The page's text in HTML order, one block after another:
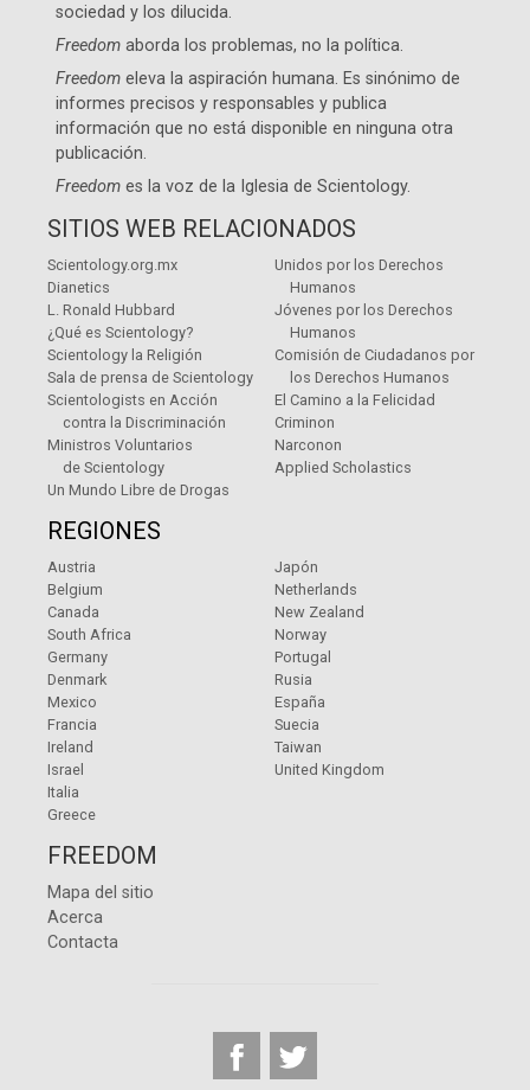
sociedad y los dilucida.
Freedom aborda los problemas, no la política.
Freedom eleva la aspiración humana. Es sinónimo de
informes precisos y responsables y publica
información que no está disponible en ninguna otra
publicación.
Freedom es la voz de la Iglesia de Scientology.
SITIOS WEB RELACIONADOS
Scientology.org.mx
Dianetics
L. Ronald Hubbard
¿Qué es Scientology?
Scientology la Religión
Sala de prensa de Scientology
Scientologists en Acción
contra la Discriminación
Ministros Voluntarios
de Scientology
Un Mundo Libre de Drogas
Unidos por los Derechos
Humanos
Jóvenes por los Derechos
Humanos
Comisión de Ciudadanos por
los Derechos Humanos
El Camino a la Felicidad
Criminon
Narconon
Applied Scholastics
REGIONES
Austria
Belgium
Canada
South Africa
Germany
Denmark
Mexico
Francia
Ireland
Israel
Italia
Greece
Japón
Netherlands
New Zealand
Norway
Portugal
Rusia
España
Suecia
Taiwan
United Kingdom
FREEDOM
Mapa del sitio
Acerca
Contacta